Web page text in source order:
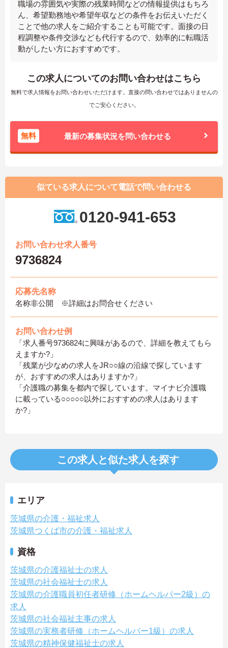
職場の雰囲気や実際の残業時間などの情報提供はもちろ
ん、希望勤務地や希望年収などの条件をお伝えいただく
ことで他の求人をご紹介することも可能です。面接の日
程調整や条件交渉なども代行するので、効率的に転職活
動がしたい方におすすめです。
この求人についてのお問い合わせはこちら
無料で求人情報をお問い合わせいただけます。直接の問い合わせではありませんの
でご安心ください。
無料 最新の募集状況を問い合わせる
似ている求人について電話で問い合わせる
0120-941-653
お問い合わせ求人番号
9736824
応募先名称
名称非公開 ※詳細はお問合せください
お問い合わせ例
「求人番号9736824に興味があるので、詳細を教えてもら
えますか?」
「残業が少なめの求人をJR○○線の沿線で探しています
が、おすすめの求人はありますか?」
「介護職の募集を都内で探しています。マイナビ介護職
に載っている○○○○○以外におすすめの求人はあります
か?」
この求人と似た求人を探す
エリア
茨城県の介護・福祉求人
茨城県つくば市の介護・福祉求人
資格
茨城県の介護福祉士の求人
茨城県の社会福祉士の求人
茨城県の介護職員初任者研修（ホームヘルパー2級）の
求人
茨城県の社会福祉主事の求人
茨城県の実務者研修（ホームヘルパー1級）の求人
茨城県の精神保健福祉士の求人